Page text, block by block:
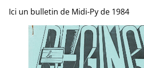
Ici un bulletin de Midi-Py de 1984